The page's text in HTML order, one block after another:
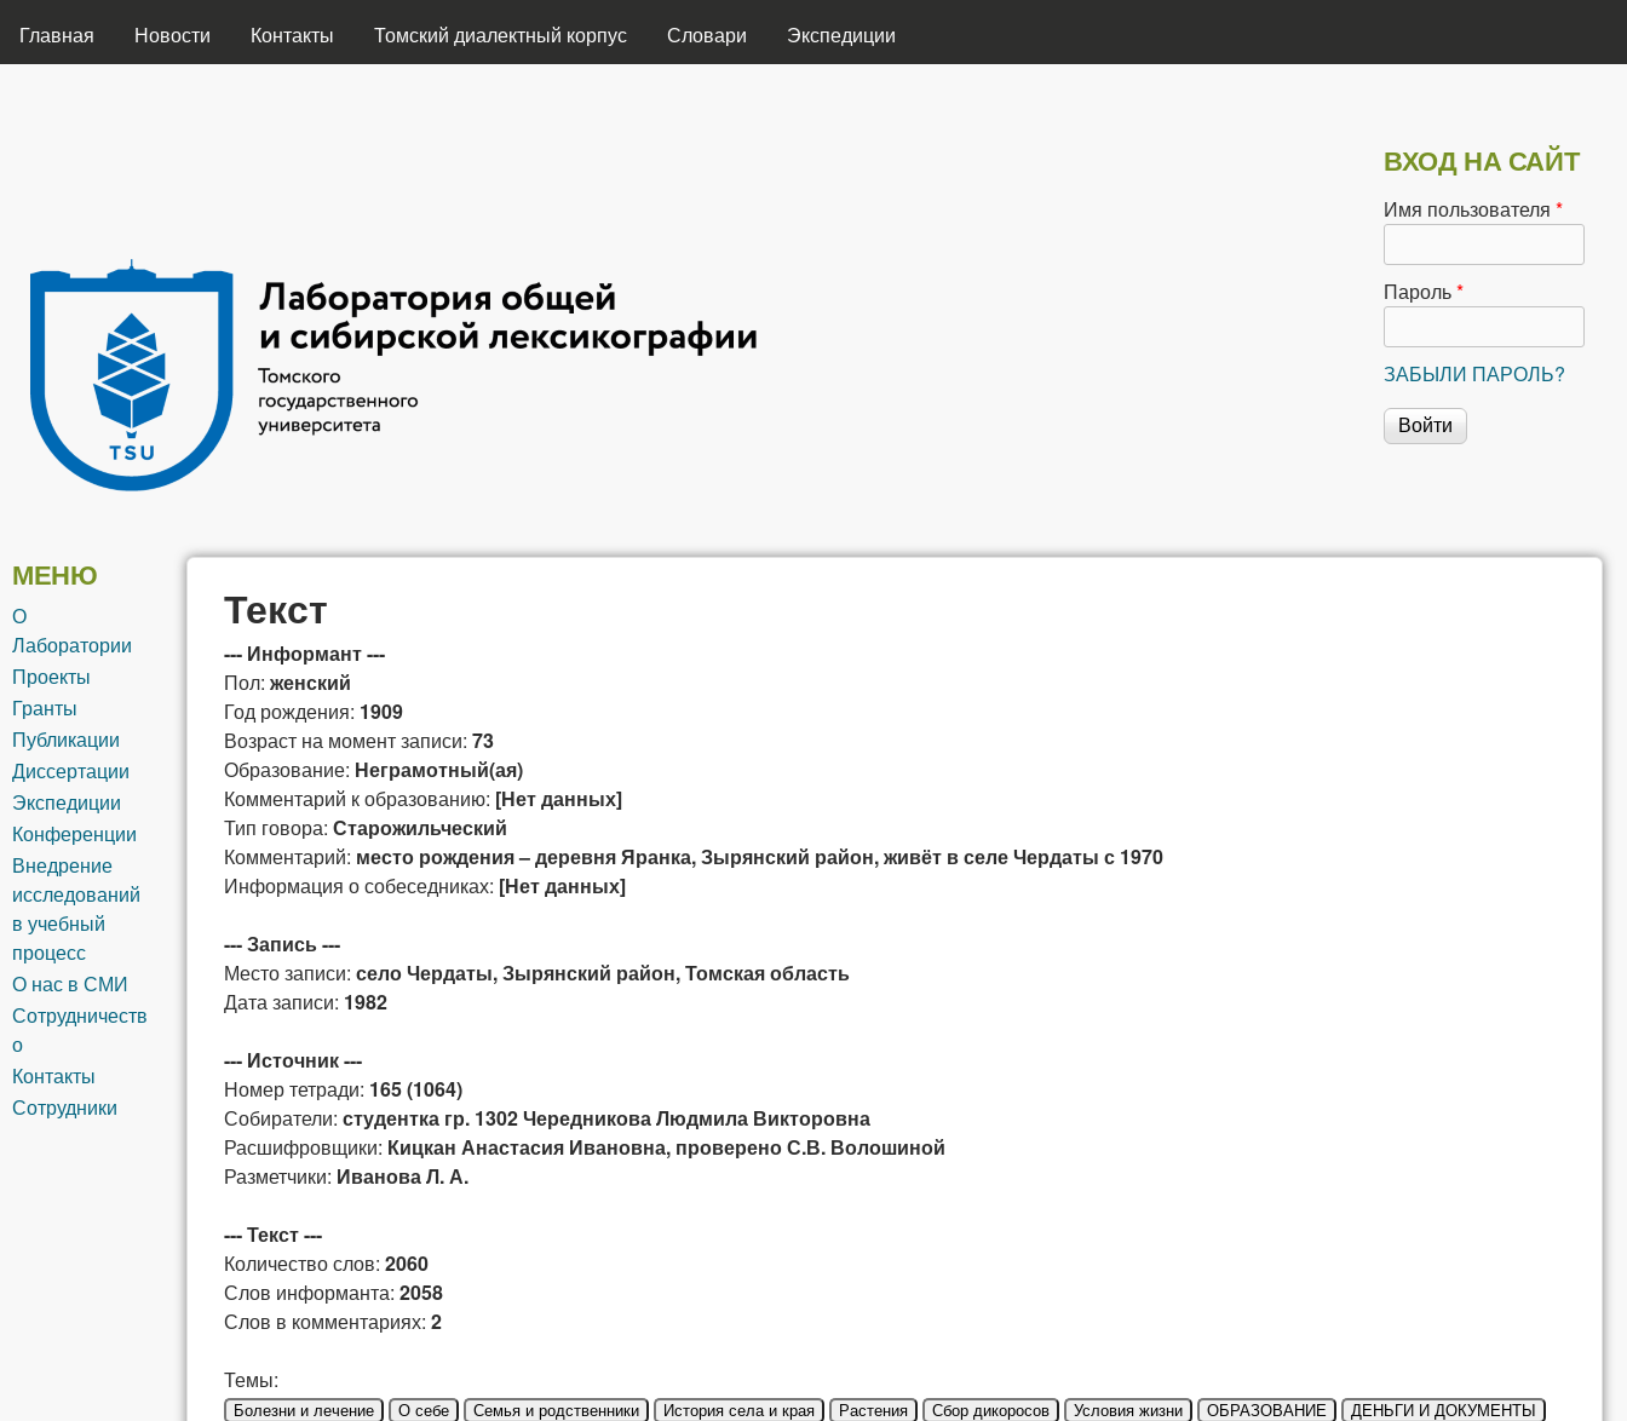
содержанию
ГЛАВНОЕ МЕНЮ
Главная Новости Контакты Томский диалектный корпус Словари Экспедиции
Лаборатория
общей и
сибирской
лексикографии
ВХОД НА САЙТ
Имя пользователя *
Пароль*
ЗАБЫЛИ ПАРОЛЬ?
Текст
--- Информант ---
Пол:женский
Год рождения: 1909
Возраст на момент записи:73
Образование: Неграмотный(ая)
Комментарий к образованию: [Нет данных]
Тип говора:Старожильческий
Комментарий: место рождения – деревня Яранка, Зырянский район, живёт в селе Чердаты с 1970
Информация о собеседниках: [Нет данных]
--- Запись ---
Место записи:село Чердаты, Зырянский район, Томская область
Дата записи: 1982
--- Источник ---
Номер тетради: 165 (1064)
Собиратели:студентка гр. 1302 Чередникова Людмила Викторовна
Расшифровщики: Кицкан Анастасия Ивановна, проверено С.В. Волошиной
Разметчики: Иванова Л. А.
--- Текст ---
Количество слов:2060
Слов информанта:2058
Слов в комментариях:2
Темы:
Болезни и лечение О себе Семья и родственники История села и края Растения Сбор дикоросов Условия жизни ОБРАЗОВАНИЕ
ДЕНЬГИ И ДОКУМЕНТЫ
МЕНЮ
О
Лаборатории
Проекты
Гранты
Публикации
Диссертации
Экспедиции
Конференции
Внедрение
исследований
в учебный
процесс
О нас в СМИ
Сотрудничеств
о
Контакты
Сотрудники